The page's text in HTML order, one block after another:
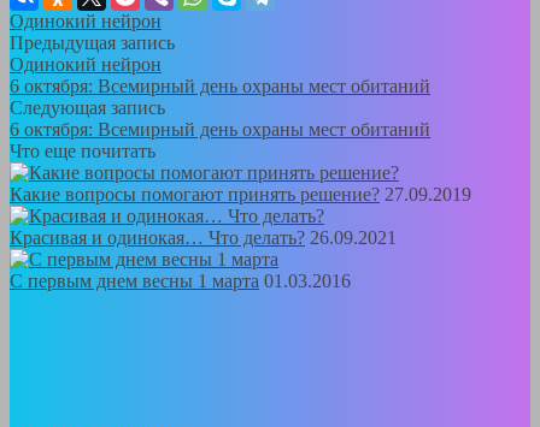
Одинокий нейрон
Предыдущая запись
Одинокий нейрон
6 октября: Всемирный день охраны мест обитаний
Следующая запись
6 октября: Всемирный день охраны мест обитаний
Что еще почитать
Какие вопросы помогают принять решение? 27.09.2019
Красивая и одинокая… Что делать? 26.09.2021
С первым днем весны 1 марта 01.03.2016